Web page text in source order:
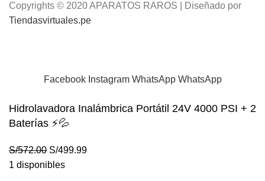
Copyrights © 2020 APARATOS RAROS | Diseñado por
Tiendasvirtuales.pe
Facebook Instagram WhatsApp WhatsApp
Hidrolavadora Inalámbrica Portátil 24V 4000 PSI + 2
Baterías ⚡💦
S/572.00 S/499.99
1 disponibles